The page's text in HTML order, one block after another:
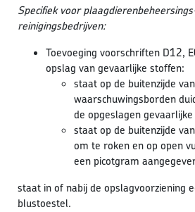
Specifiek voor
reinigingsbedrijven:
Toevoeging voorschriften D12,
opslag van gevaarlijke stoffen:
staat op de buitenzijde
waarschuwingsborden
de opgeslagen
staat op de buitenzijde
om te roken en op open
een picotgram
staat in of nabij de opslagvoorziening
blustoestel.